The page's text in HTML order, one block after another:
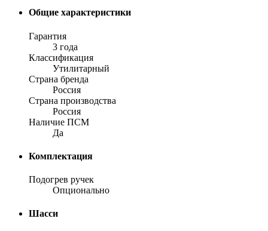
Общие характеристики
Гарантия
3 года
Классификация
Утилитарный
Страна бренда
Россия
Страна производства
Россия
Наличие ПСМ
Да
Комплектация
Подогрев ручек
Опционально
Шасси